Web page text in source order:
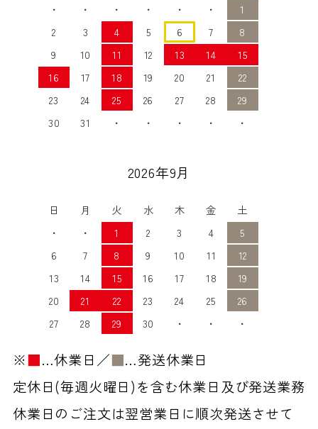
・
・ ・ ・ ・ ・
1
2
3 4 5 6 7
8
9
10 11 12 13 14
15
16
17 18 19 20 21
22
23
24 25 26 27 28
29
30
31 ・ ・ ・ ・ ・
2026年9月
日 月 火 水 木 金
土
・
・ 1 2 3 4
5
6
7 8 9 10 11
12
13
14 15 16 17 18
19
20
21 22 23 24 25
26
27
28 29 30 ・ ・ ・
※■…休業日／■…発送休業日
定休日(毎週火曜日)を含む休業日及び発送業務
休業日のご注文は翌営業日に順次発送させて